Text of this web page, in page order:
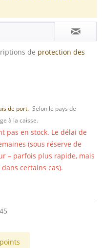
de protection des
de port.- Selon le pays de
à la caisse.
pas en stock. Le délai de
(sous réserve de
– parfois plus rapide, mais
certains cas).